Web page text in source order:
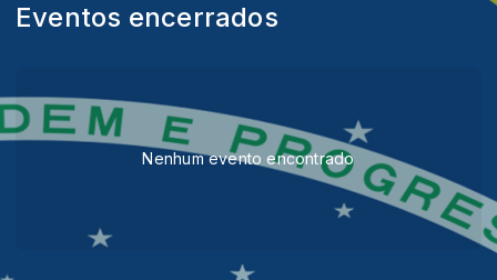
Eventos encerrados
Nenhum evento encontrado